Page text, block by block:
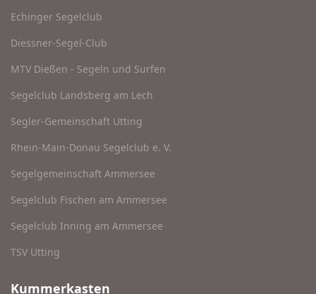
Echinger Segelclub
Diessner-Segel-Club
MTV Dießen - Segeln und Surfen
Segelclub Landsberg am Lech
Segler-Gemeinschaft Utting
Rhein-Main-Donau Segelclub e. V.
Segelgemeinschaft Ammersee
Segelclub Fischen am Ammersee
Segelclub Inning am Ammersee
TSV Utting
Kummerkasten